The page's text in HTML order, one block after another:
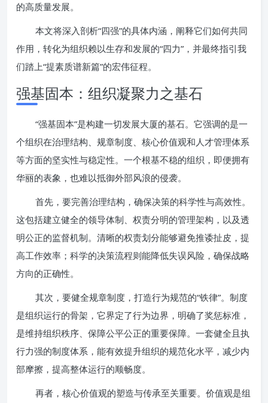
的高质量发展。
本文将深入剖析“四强”的具体内涵，阐释它们如何共同
作用，转化为组织赖以生存和发展的“四力”，并最终指引我
们踏上“提素质谱新篇”的宏伟征程。
强基固本：组织凝聚力之基石
“强基固本”是构建一切发展大厦的基石。它强调的是一
个组织在治理结构、规章制度、核心价值观和人才管理体系
等方面的坚实性与稳定性。一个根基不稳的组织，即便拥有
华丽的表象，也难以抵御外部风浪的侵袭。
首先，要完善治理结构，确保决策的科学性与高效性。
这包括建立健全的领导体制、权责分明的管理架构，以及透
明公正的监督机制。清晰的权责划分能够避免推诿扯皮，提
高工作效率；科学的决策流程则能降低失误风险，确保战略
方向的正确性。
其次，要健全规章制度，打造行为规范的“铁律”。制度
是组织运行的骨架，它界定了行为边界，明确了奖惩标准，
是维持组织秩序、保障公平公正的重要保障。一套健全且执
行力强的制度体系，能有效提升组织的规范化水平，减少内
部摩擦，提高整体运行的顺畅度。
再者，核心价值观的塑造与传承至关重要。价值观是组